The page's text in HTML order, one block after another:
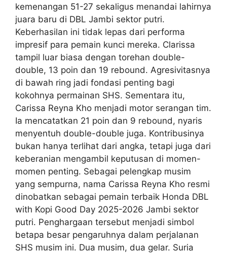
kemenangan 51-27 sekaligus menandai lahirnya
juara baru di DBL Jambi sektor putri.
Keberhasilan ini tidak lepas dari performa
impresif para pemain kunci mereka. Clarissa
tampil luar biasa dengan torehan double-
double, 13 poin dan 19 rebound. Agresivitasnya
di bawah ring jadi fondasi penting bagi
kokohnya permainan SHS. Sementara itu,
Carissa Reyna Kho menjadi motor serangan tim.
Ia mencatatkan 21 poin dan 9 rebound, nyaris
menyentuh double-double juga. Kontribusinya
bukan hanya terlihat dari angka, tetapi juga dari
keberanian mengambil keputusan di momen-
momen penting. Sebagai pelengkap musim
yang sempurna, nama Carissa Reyna Kho resmi
dinobatkan sebagai pemain terbaik Honda DBL
with Kopi Good Day 2025-2026 Jambi sektor
putri. Penghargaan tersebut menjadi simbol
betapa besar pengaruhnya dalam perjalanan
SHS musim ini. Dua musim, dua gelar. Suria